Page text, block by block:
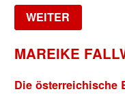
WEITER
MAREIKE
Die österreichische